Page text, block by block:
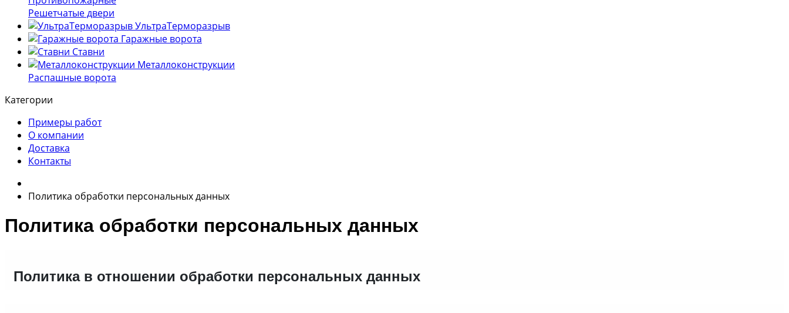
Решетчатые двери
УльтраТерморазрыв
Гаражные ворота
Ставни
Металлоконструкции
Распашные ворота
Категории
Примеры работ
О компании
Доставка
Контакты
Политика обработки персональных данных
Политика обработки персональных данных
Политика в отношении обработки персональных данных